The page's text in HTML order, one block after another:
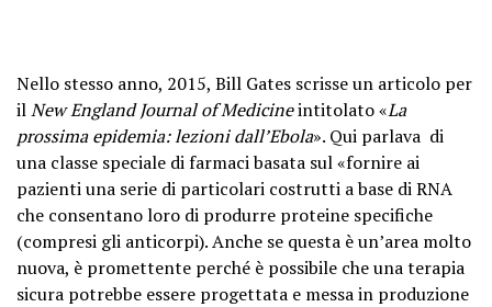
Nello stesso anno, 2015, Bill Gates scrisse un articolo per
ilNew England Journal of Medicineintitolato «La
prossima epidemia: lezioni dall’Ebola». Qui parlava di
una classe speciale di farmaci basata sul «fornire ai
pazienti una serie di particolari costrutti a base di RNA
che consentano loro di produrre proteine ​​specifiche
(compresi gli anticorpi). Anche se questa è un’area molto
nuova, è promettente perché è possibile che una terapia
sicura potrebbe essere progettata e messa in produzione